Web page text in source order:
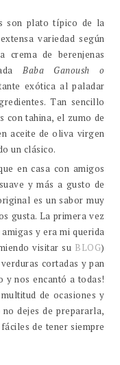
son plato típico de la
variedad según
crema de berenjenas
Baba Ganoush o
exótica al paladar
Tan sencillo
con tahina, el zumo de
aceite de oliva virgen
un clásico.
en casa con amigos
y más a gusto de
es un sabor muy
gusta. La primera vez
y era mi querida
visitar su BLOG)
cortadas y pan
y nos encantó a todas!
de ocasiones y
dejes de prepararla,
de tener siempre